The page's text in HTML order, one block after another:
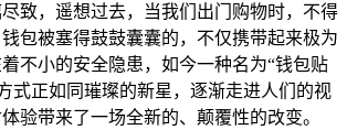
致，遥想过去，当我们出门购物时，不得
包被塞得鼓鼓囊囊的，不仅携带起来极为
不小的安全隐患，如今一种名为“钱包贴
式正如同璀璨的新星，逐渐走进人们的视
验带来了一场全新的、颠覆性的改变。